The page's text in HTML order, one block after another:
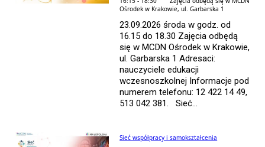
Ośrodek w Krakowie, ul. Garbarska 1
23.09.2026 środa w godz. od
16.15 do 18.30 Zajęcia odbędą
się w MCDN Ośrodek w Krakowie,
ul. Garbarska 1 Adresaci:
nauczyciele edukacji
wczesnoszkolnej Informacje pod
numerem telefonu: 12 422 14 49,
513 042 381. Sieć...
Sieć współpracy i samokształcenia